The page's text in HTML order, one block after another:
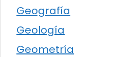
Geografía
Geología
Geometría